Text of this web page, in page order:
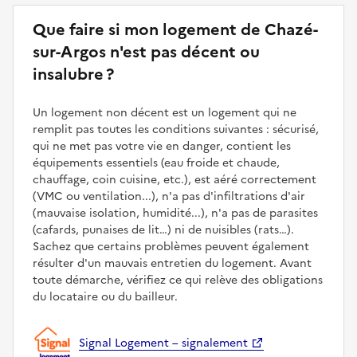
Que faire si mon logement de Chazé-
sur-Argos n'est pas décent ou
insalubre ?
Un logement non décent est un logement qui ne
remplit pas toutes les conditions suivantes : sécurisé,
qui ne met pas votre vie en danger, contient les
équipements essentiels (eau froide et chaude,
chauffage, coin cuisine, etc.), est aéré correctement
(VMC ou ventilation...), n'a pas d'infiltrations d'air
(mauvaise isolation, humidité...), n'a pas de parasites
(cafards, punaises de lit…) ni de nuisibles (rats…).
Sachez que certains problèmes peuvent également
résulter d'un mauvais entretien du logement. Avant
toute démarche, vérifiez ce qui relève des obligations
du locataire ou du bailleur.
Signal Logement – signalement